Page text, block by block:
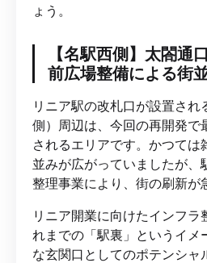
ょう。
【名駅西側】太閤通
前広場整備による街
リニア駅の改札口が設置さ
側）周辺は、今回の再開発で
されるエリアです。かつては
並みが広がっていましたが、
整理事業により、街の刷新が
リニア開業に向けたインフラ
れまでの「駅裏」というイメ
な玄関口としてのポテンシャ